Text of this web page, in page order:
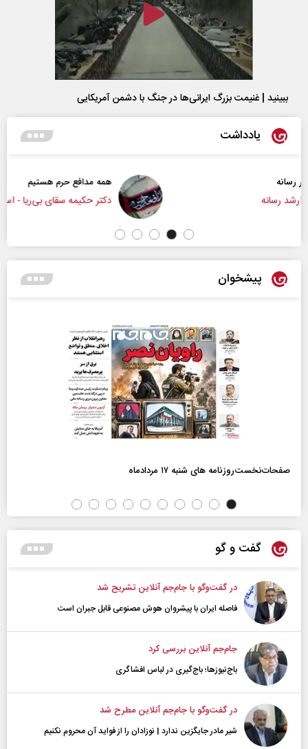
ببینید | غنیمت بزرگ ایرانی‌ها در جنگ با دشمن آمریکایی
یادداشت
همه مدافع حرم هستیم
دکتر حکیمه سقای بی‌ریا - استادیار دانشگاه تهران
پیشخوان
صفحات‌نخست‌روزنامه ها‌ی شنبه ۱۷ مردادماه
گفت و گو
در گفت‌و‌گو با جام‌جم آنلاین تشریح شد
فاصله ایران با پیشرو‌ان هوش مصنوعی قابل جبران است
جام‌جم آنلاین بررسی کرد
باج‌نیوزها؛ باج‌گیری در لباس افشاگری
در گفت‌و‌گو با جام‌جم آنلاین مطرح شد
شیر مادر جایگزین ندارد | نوزادان را از فواید آن محروم نکنیم